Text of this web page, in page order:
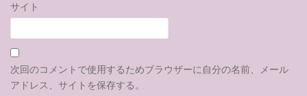
サイト
次回のコメントで使用するためブラウザーに自分の名前、メール
アドレス、サイトを保存する。